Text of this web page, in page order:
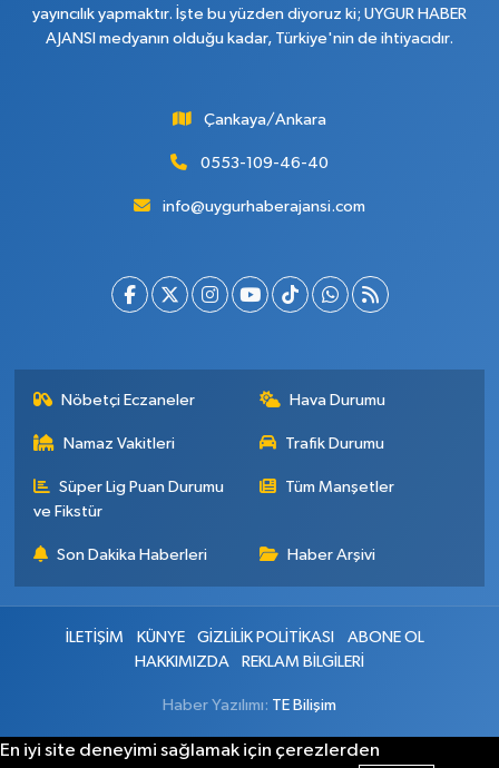
yayıncılık yapmaktır. İşte bu yüzden diyoruz ki; UYGUR HABER
AJANSI medyanın olduğu kadar, Türkiye'nin de ihtiyacıdır.
Çankaya/Ankara
0553-109-46-40
info@uygurhaberajansi.com
Nöbetçi Eczaneler Hava Durumu
Namaz Vakitleri Trafik Durumu
Süper Lig Puan Durumu
ve Fikstür
Tüm Manşetler
Son Dakika Haberleri Haber Arşivi
İLETİŞİM KÜNYE GİZLİLİK POLİTİKASI
ABONE OL
HAKKIMIZDA
REKLAM BİLGİLERİ
Haber Yazılımı: TE Bilişim
En iyi site deneyimi sağlamak için çerezlerden